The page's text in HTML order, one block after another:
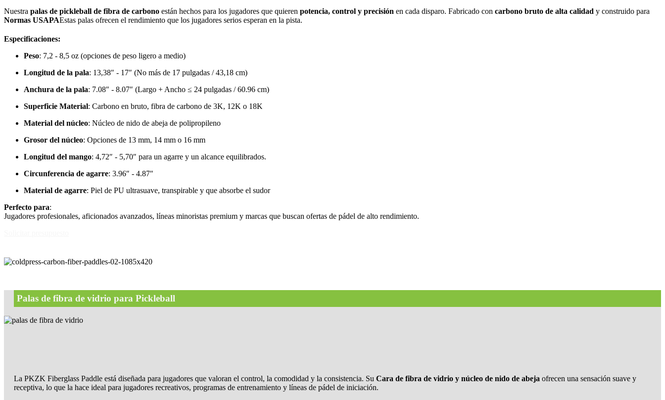
Nuestra palas de pickleball de fibra de carbono están hechos para los jugadores que quieren potencia, control y precisión en cada disparo. Fabricado con carbono bruto de alta calidad y construido para
Normas USAPAEstas palas ofrecen el rendimiento que los jugadores serios esperan en la pista.
Especificaciones:
Peso: 7,2 - 8,5 oz (opciones de peso ligero a medio)
Longitud de la pala: 13,38″ - 17″ (No más de 17 pulgadas / 43,18 cm)
Anchura de la pala: 7.08″ - 8.07″ (Largo + Ancho ≤ 24 pulgadas / 60.96 cm)
Superficie Material: Carbono en bruto, fibra de carbono de 3K, 12K o 18K
Material del núcleo: Núcleo de nido de abeja de polipropileno
Grosor del núcleo: Opciones de 13 mm, 14 mm o 16 mm
Longitud del mango: 4,72″ - 5,70″ para un agarre y un alcance equilibrados.
Circunferencia de agarre: 3.96″ - 4.87″
Material de agarre: Piel de PU ultrasuave, transpirable y que absorbe el sudor
Perfecto para:
Jugadores profesionales, aficionados avanzados, líneas minoristas premium y marcas que buscan ofertas de pádel de alto rendimiento.
Palas de fibra de vidrio para Pickleball
La PKZK Fiberglass Paddle está diseñada para jugadores que valoran el control, la comodidad y la consistencia. Su Cara de fibra de vidrio y núcleo de nido de abeja ofrecen una sensación suave y
receptiva, lo que la hace ideal para jugadores recreativos, programas de entrenamiento y líneas de pádel de iniciación.